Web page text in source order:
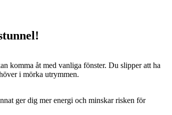
komma åt med vanliga fönster. Du slipper att ha
i mörka utrymmen.
ger dig mer energi och minskar risken för